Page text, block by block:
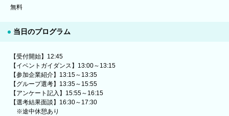
無料
当日のプログラム
【受付開始】12:45
【イベントガイダンス】13:00～13:15
【参加企業紹介】13:15～13:35
【グループ選考】13:35～15:55
【アンケート記入】15:55～16:15
【選考結果面談】16:30～17:30
※途中休憩あり